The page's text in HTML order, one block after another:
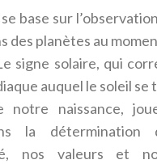
se base sur
des planètes au
signe solaire, qui
auquel le soleil se
notre naissance,
la détermination
nos valeurs et